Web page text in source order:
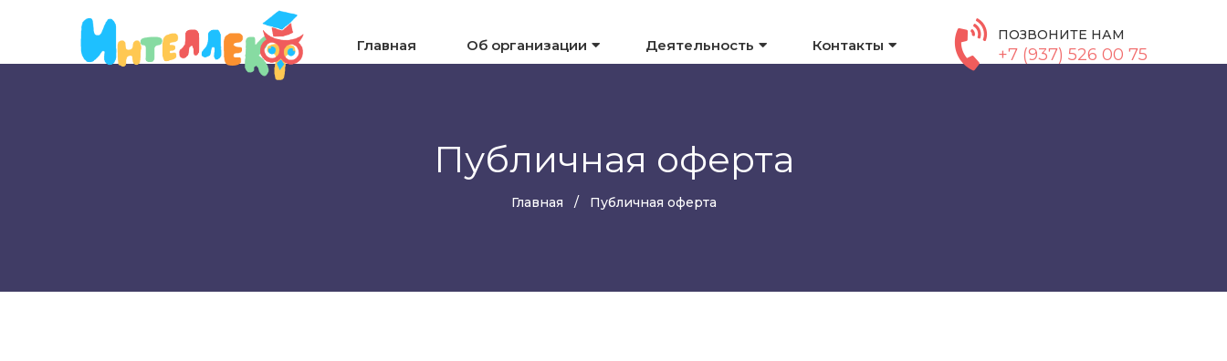
Главная Об организации Деятельность Контакты
ПОЗВОНИТЕ НАМ
+7 (937) 526 00 75
Публичная оферта
Главная Публичная оферта